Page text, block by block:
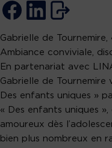
Gabrielle de
Ambiance conviviale,
En partenariat avec
Gabrielle de Tournemire
Des enfants uniques »
« Des enfants uniques
amoureux dès
bien plus nombreux en